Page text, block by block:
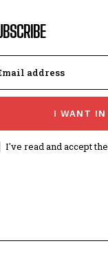
I WANT IN
I've read and accept the